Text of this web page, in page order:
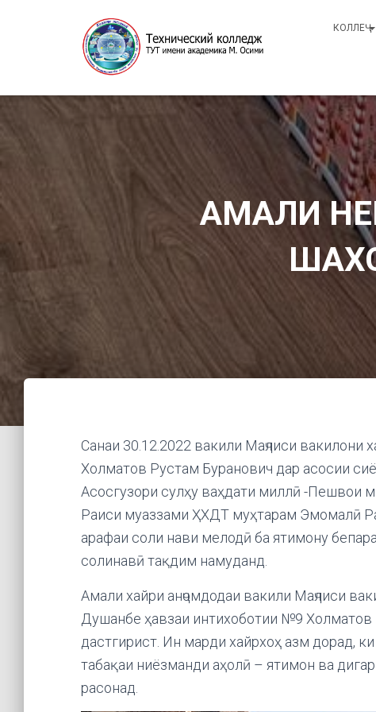
КОЛЛЕҶ
АМАЛИ
Санаи 30.12.2022 вакили Маҷлиси
Холматов Рустам Буранович дар асосии
Асосгузори сулҳу ваҳдати миллӣ -Пешвои
Раиси муаззами ҲХДТ муҳтарам Эмомалӣ
арафаи соли нави мелодӣ ба ятимону
солинавӣ тақдим намуданд.
Амали хайри анҷомдодаи вакили Маҷлиси
Душанбе ҳавзаи интихоботии №9
дастгирист. Ин марди хайрхоҳ азм дорад,
табақаи ниёзманди аҳолӣ – ятимон ва
расонад.